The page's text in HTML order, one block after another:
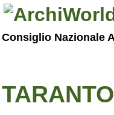
Consiglio Nazionale
TARANTO